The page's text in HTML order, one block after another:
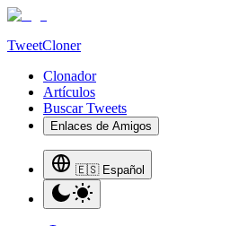
TweetCloner
Clonador
Artículos
Buscar Tweets
Enlaces de Amigos
🇪🇸 Español